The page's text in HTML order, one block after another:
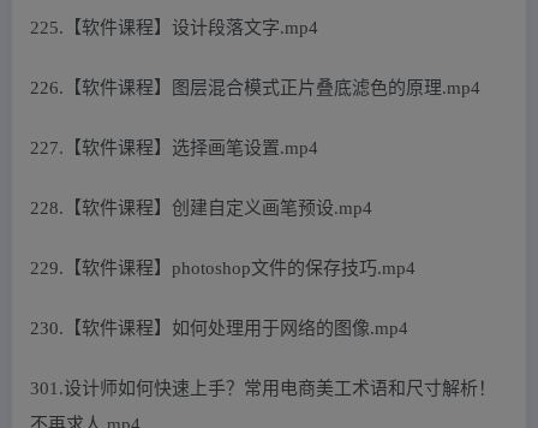
225.【软件课程】设计段落文字.mp4
226.【软件课程】图层混合模式正片叠底滤色的原理.mp4
227.【软件课程】选择画笔设置.mp4
228.【软件课程】创建自定义画笔预设.mp4
229.【软件课程】photoshop文件的保存技巧.mp4
230.【软件课程】如何处理用于网络的图像.mp4
301.设计师如何快速上手？常用电商美工术语和尺寸解析！